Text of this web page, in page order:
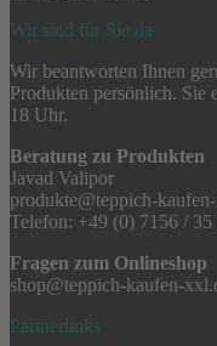
Wir sind für Sie da
Wir beantworten Ihnen
Produkten persönlich. Sie
18 Uhr.
Beratung zu Produkten
Javad Valipor
produkte@teppich-
Telefon: +49 (0) 7156 / 35
Fragen zum Onlineshop
shop@teppich-kaufen-
Partnerlinks